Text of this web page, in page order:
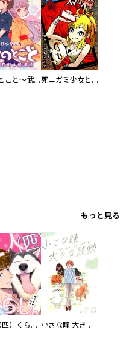
かのとこと～武蔵花町怪話譚～ 【連載版】 死ニガミ少女とスマホ神
もっと見る
2人（匹）くらし。 小さな瞳 大きな鼓動